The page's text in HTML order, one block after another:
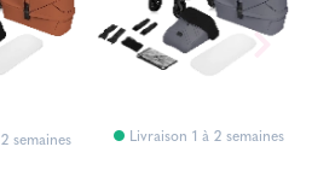
semaines
Livraison 1 à 2 semaines